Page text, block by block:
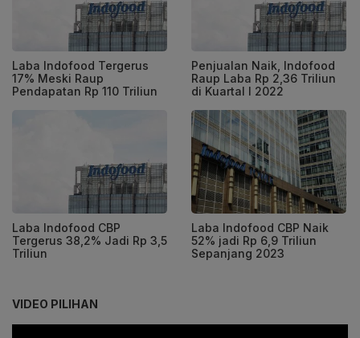
Laba Indofood Tergerus
17% Meski Raup
Pendapatan Rp 110 Triliun
Penjualan Naik, Indofood
Raup Laba Rp 2,36 Triliun
di Kuartal I 2022
Laba Indofood CBP
Tergerus 38,2% Jadi Rp 3,5
Triliun
Laba Indofood CBP Naik
52% jadi Rp 6,9 Triliun
Sepanjang 2023
VIDEO PILIHAN